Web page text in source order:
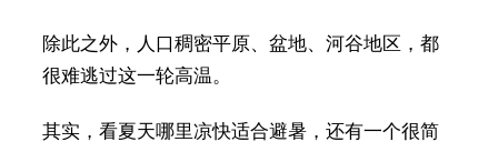
除此之外，人口稠密平原、盆地、河谷地区，都
很难逃过这一轮高温。
其实，看夏天哪里凉快适合避暑，还有一个很简